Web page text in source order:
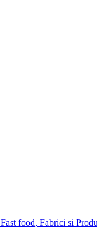
food, Fabrici si